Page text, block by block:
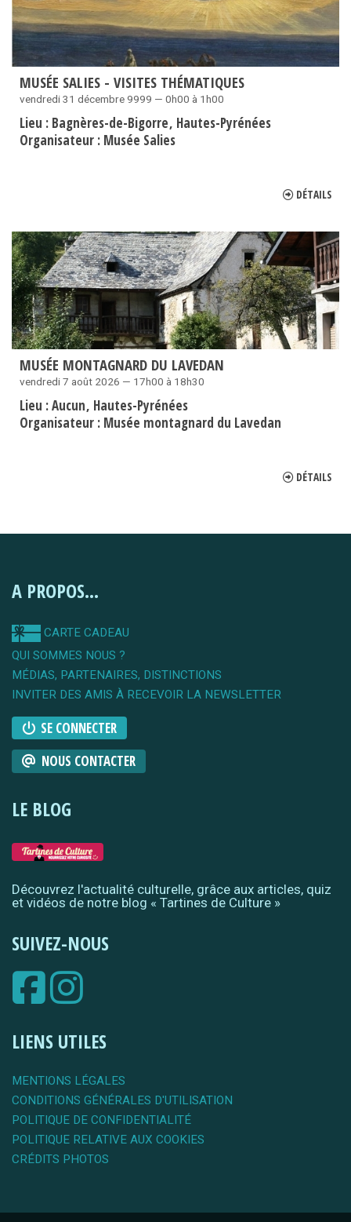
MUSÉE SALIES - VISITES THÉMATIQUES
vendredi 31 décembre 9999 — 0h00 à 1h00
Lieu : Bagnères-de-Bigorre Hautes-Pyrénées
Organisateur : Musée Salies
DÉTAILS
MUSÉE MONTAGNARD DU LAVEDAN
vendredi 7 août 2026 — 17h00 à 18h30
Lieu :Aucun Hautes-Pyrénées
Organisateur : Musée montagnard du Lavedan
DÉTAILS
A PROPOS...
CARTE CADEAU
QUI SOMMES NOUS ?
MÉDIAS, PARTENAIRES, DISTINCTIONS
INVITER DES AMIS À RECEVOIR LA NEWSLETTER
SE CONNECTER
NOUS CONTACTER
LE BLOG
Découvrez l'actualité culturelle, grâce aux articles, quiz
et vidéos de notre blog « Tartines de Culture »
SUIVEZ-NOUS
LIENS UTILES
MENTIONS LÉGALES
CONDITIONS GÉNÉRALES D'UTILISATION
POLITIQUE DE CONFIDENTIALITÉ
POLITIQUE RELATIVE AUX COOKIES
CRÉDITS PHOTOS